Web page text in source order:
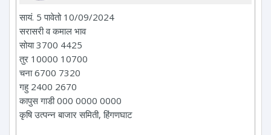
सायं. 5 पावेतो 10/09/2024
सरासरी व कमाल भाव
सोया 3700 4425
तुर 10000 10700
चना 6700 7320
गहु 2400 2670
कापुस गाडी 000 0000 0000
कृषि उत्पन्न बाजार समिती, हिंगणघाट